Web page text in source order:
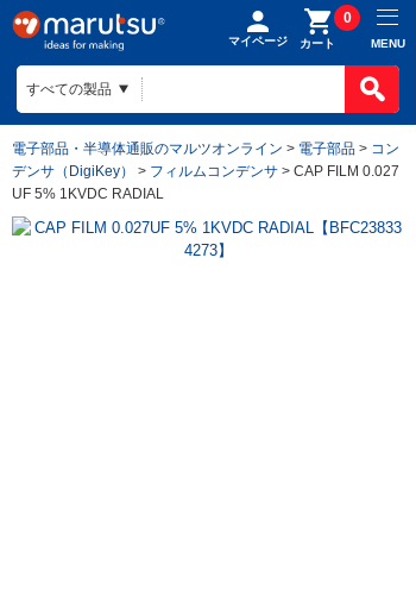
マイページ カート
0
MENU
電子部品・半導体通販のマルツオンライン > 電子部品 > コン
デンサ（DigiKey）
> フィルムコンデンサ > CAP FILM 0.027
UF 5% 1KVDC RADIAL